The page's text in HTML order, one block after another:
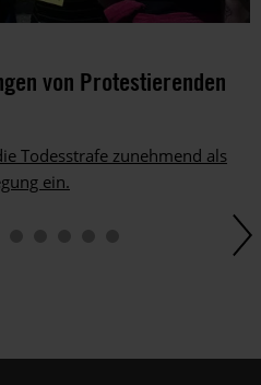
von Protestierenden
Todesstrafe zunehmend als
ein.